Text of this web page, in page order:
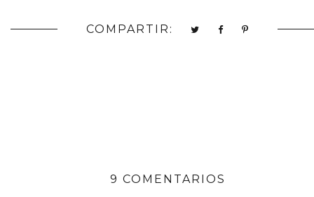
COMPARTIR:
9 COMENTARIOS